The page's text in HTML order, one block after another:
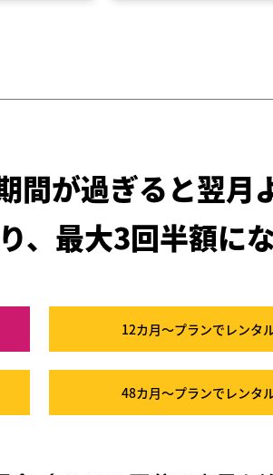
間が過ぎると翌月
、最大3回半額に
12カ月～プランでレンタ
48カ月～プランでレンタ